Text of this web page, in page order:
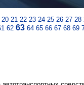
20 21 22 23 24 25 26 27 28
62 63 64 65 66 67 68 69